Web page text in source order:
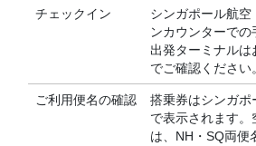
チェックイン
シンガポール航空
ンカウンターでの
出発ターミナルは
でご確認ください。
ご利用便名の確認
搭乗券はシンガポ
で表示されます
は、NH・SQ両便